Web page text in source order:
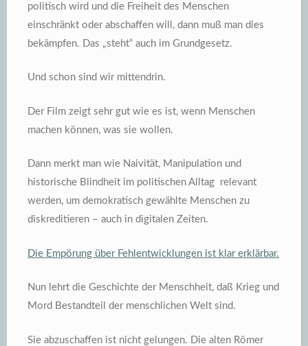
politisch wird und die Freiheit des Menschen
einschränkt oder abschaffen will, dann muß man dies
bekämpfen. Das „steht“ auch im Grundgesetz.
Und schon sind wir mittendrin.
Der Film zeigt sehr gut wie es ist, wenn Menschen
machen können, was sie wollen.
Dann merkt man wie Naivität, Manipulation und
historische Blindheit im politischen Alltag relevant
werden, um demokratisch gewählte Menschen zu
diskreditieren – auch in digitalen Zeiten.
Die Empörung über Fehlentwicklungen ist klar erklärbar.
Nun lehrt die Geschichte der Menschheit, daß Krieg und
Mord Bestandteil der menschlichen Welt sind.
Sie abzuschaffen ist nicht gelungen. Die alten Römer